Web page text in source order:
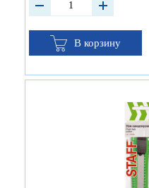
В корзину